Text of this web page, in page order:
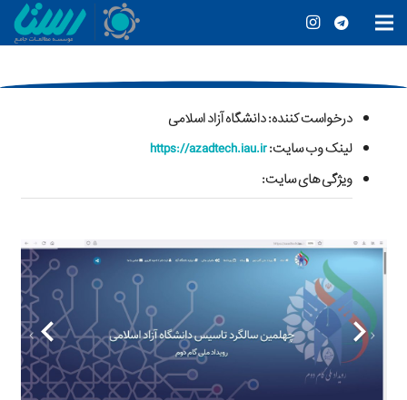
درخواست کننده: دانشگاه آزاد اسلامی
لینک وب سایت:https://azadtech.iau.ir
ویژگی های سایت: